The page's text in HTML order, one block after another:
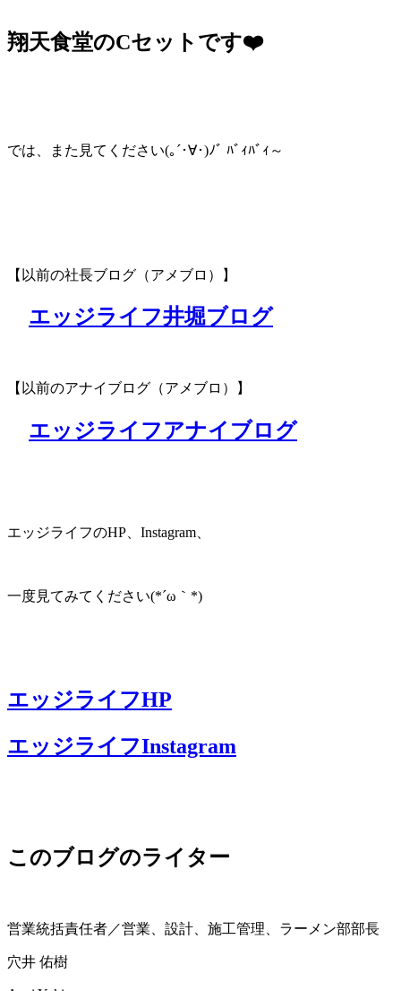
翔天食堂のCセットです❤️
では、また見てください(｡´･∀･)ﾉﾞ ﾊﾞｨﾊﾞｨ～
【以前の社長ブログ（アメブロ）】
エッジライフ井堀ブログ
【以前のアナイブログ（アメブロ）】
エッジライフアナイブログ
エッジライフのHP、Instagram、
一度見てみてください(*´ω｀*)
エッジライフHP
エッジライフInstagram
このブログのライター
営業統括責任者／営業、設計、施工管理、ラーメン部部長
穴井 佑樹